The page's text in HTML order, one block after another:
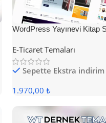
WordPress Yayınevi Kitap
E-Ticaret Temaları
Sepette Ekstra indirim
1.970,00 ₺